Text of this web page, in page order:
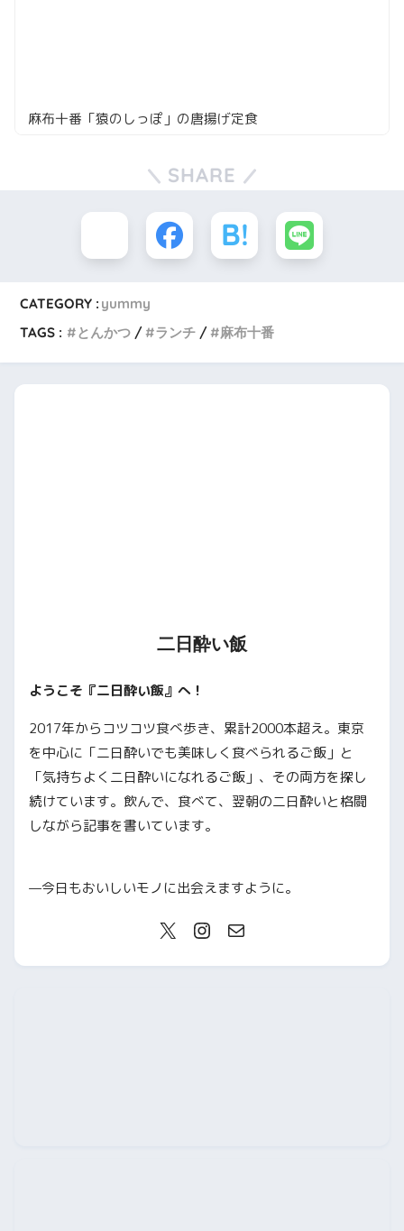
麻布十番「猿のしっぽ」の唐揚げ定食
SHARE
CATEGORY : yummy
TAGS :
とんかつ ランチ 麻布十番
二日酔い飯
ようこそ『二日酔い飯』へ！
2017年からコツコツ食べ歩き、累計2000本超え。東京
を中心に「二日酔いでも美味しく食べられるご飯」と
「気持ちよく二日酔いになれるご飯」、その両方を探し
続けています。飲んで、食べて、翌朝の二日酔いと格闘
しながら記事を書いています。
—今日もおいしいモノに出会えますように。